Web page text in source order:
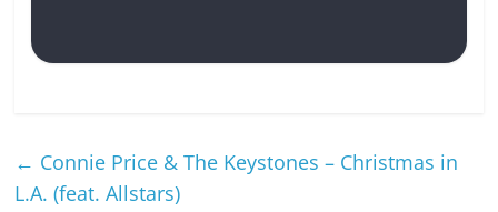
← Connie Price & The Keystones – Christmas in
L.A. (feat. Allstars)